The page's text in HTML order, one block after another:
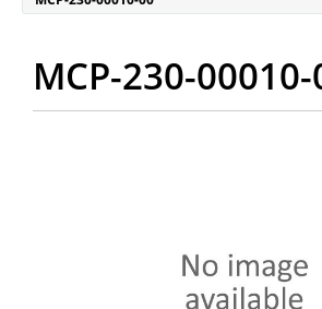
MCP-230-